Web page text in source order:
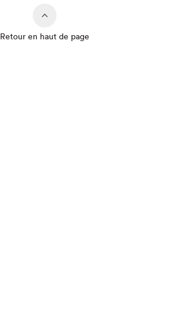
Retour en haut de page